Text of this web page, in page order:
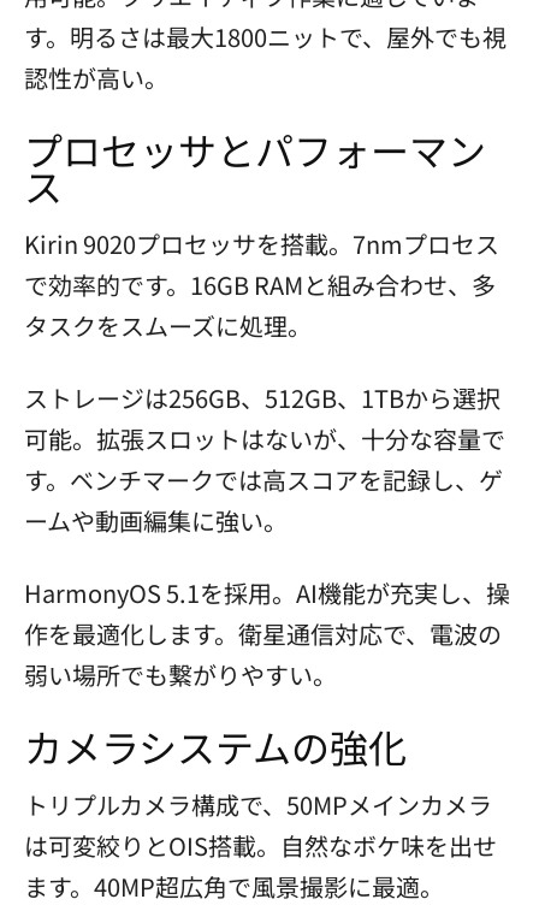
す。明るさは最大1800ニットで、屋外でも視
認性が高い。
プロセッサとパフォーマン
ス
Kirin 9020プロセッサを搭載。7nmプロセス
で効率的です。16GB RAMと組み合わせ、多
タスクをスムーズに処理。
ストレージは256GB、512GB、1TBから選択
可能。拡張スロットはないが、十分な容量で
す。ベンチマークでは高スコアを記録し、ゲ
ームや動画編集に強い。
HarmonyOS 5.1を採用。AI機能が充実し、操
作を最適化します。衛星通信対応で、電波の
弱い場所でも繋がりやすい。
カメラシステムの強化
トリプルカメラ構成で、50MPメインカメラ
は可変絞りとOIS搭載。自然なボケ味を出せ
ます。40MP超広角で風景撮影に最適。